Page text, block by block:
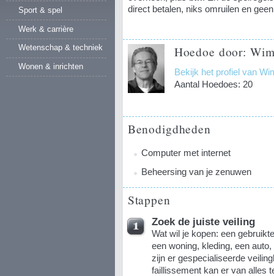
Sport & spel
Werk & carrière
Wetenschap & techniek
Wonen & inrichten
direct betalen, niks omruilen en
Hoedoe door:
Bekijk het profiel van
Aantal Hoedoes: 20
Benodigdheden
Computer met internet
Beheersing van je zenuwen
Stappen
Zoek de juiste veiling
Wat wil je kopen: een
een woning, kleding, een
zijn er gespecialiseerde
faillissement kan er van alles